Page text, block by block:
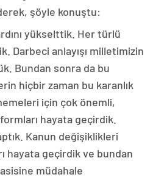
şöyle konuştu:
yükselttik. Her türlü
Darbeci anlayışı milletimizin
Bundan sonra da bu
hiçbir zaman bu karanlık
için çok önemli,
hayata geçirdik.
Kanun değişiklikleri
hayata geçirdik ve bundan
müdahale